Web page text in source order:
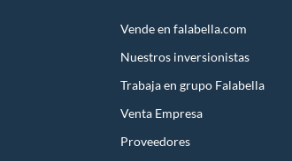
Vende en falabella.com
Nuestros inversionistas
Trabaja en grupo Falabella
Venta Empresa
Proveedores